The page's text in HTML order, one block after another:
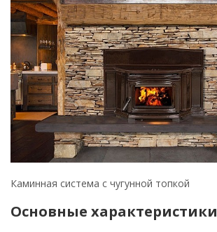
Каминная система с чугунной топкой
Основные характеристики